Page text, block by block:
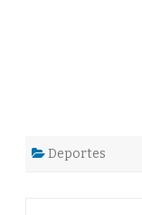
Deportes